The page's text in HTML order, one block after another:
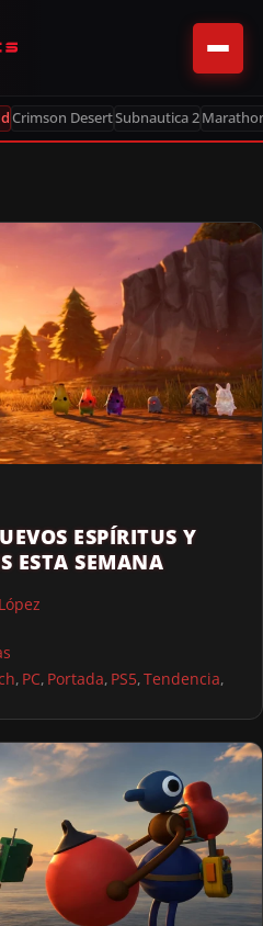
Crimson DesertSubnautica 2
ESPÍRITUS Y
ESTA SEMANA
, PC, Portada, PS5,Tendencia,